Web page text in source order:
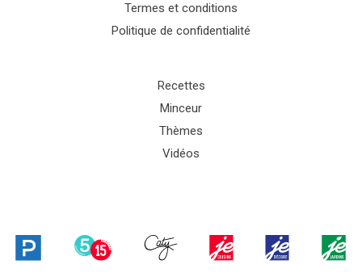
Termes et conditions
Politique de confidentialité
Recettes
Minceur
Thèmes
Vidéos